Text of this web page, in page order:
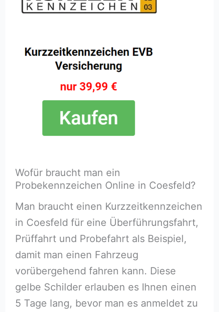
Wofür braucht man ein
Probekennzeichen Online in Coesfeld?
Man braucht einen Kurzzeitkennzeichen
in Coesfeld für eine Überführungsfahrt,
Prüffahrt und Probefahrt als Beispiel,
damit man einen Fahrzeug
vorübergehend fahren kann. Diese
gelbe Schilder erlauben es Ihnen einen
5 Tage lang, bevor man es anmeldet zu